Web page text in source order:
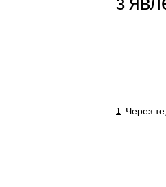
1 Через